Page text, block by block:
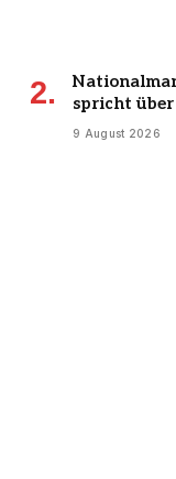
spricht über
9 August 2026